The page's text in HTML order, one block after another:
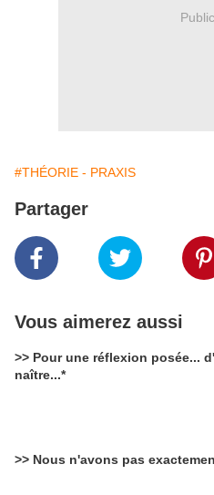
#THÉORIE - PRAXIS
Partager
Vous aimerez aussi
>> Pour une réflexion posée...
naître...*
>> Nous n'avons pas